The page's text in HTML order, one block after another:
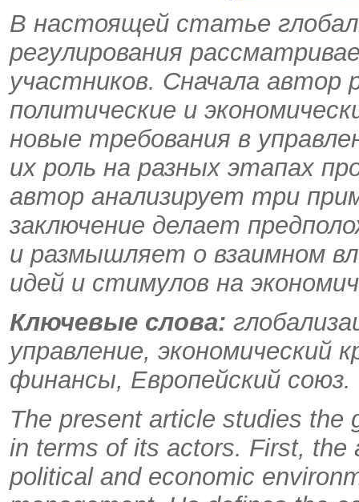
В настоящей статье
регулирования
участников. Сначала
политические и
новые требования в
их роль на разных этапах
автор анализирует три
заключение делает
и размышляет о взаимном
идей и стимулов на
Ключевые слова:
управление, экономический
финансы, Европейский cоюз.
The present article studies the
in terms of its actors. First, the
political and economic